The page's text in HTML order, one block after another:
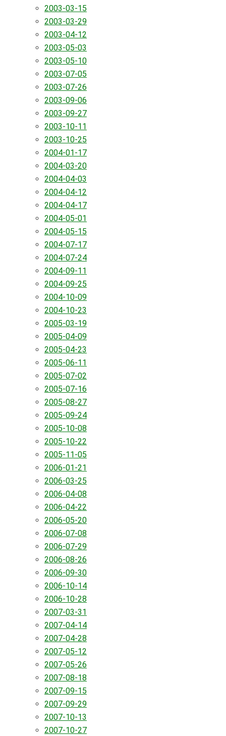
2003-03-15
2003-03-29
2003-04-12
2003-05-03
2003-05-10
2003-07-05
2003-07-26
2003-09-06
2003-09-27
2003-10-11
2003-10-25
2004-01-17
2004-03-20
2004-04-03
2004-04-12
2004-04-17
2004-05-01
2004-05-15
2004-07-17
2004-07-24
2004-09-11
2004-09-25
2004-10-09
2004-10-23
2005-03-19
2005-04-09
2005-04-23
2005-06-11
2005-07-02
2005-07-16
2005-08-27
2005-09-24
2005-10-08
2005-10-22
2005-11-05
2006-01-21
2006-03-25
2006-04-08
2006-04-22
2006-05-20
2006-07-08
2006-07-29
2006-08-26
2006-09-30
2006-10-14
2006-10-28
2007-03-31
2007-04-14
2007-04-28
2007-05-12
2007-05-26
2007-08-18
2007-09-15
2007-09-29
2007-10-13
2007-10-27